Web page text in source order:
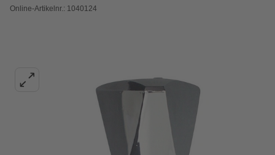
Online-Artikelnr.: 1040124